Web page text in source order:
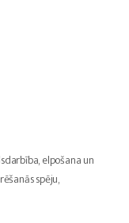
elpošana un
spēju,